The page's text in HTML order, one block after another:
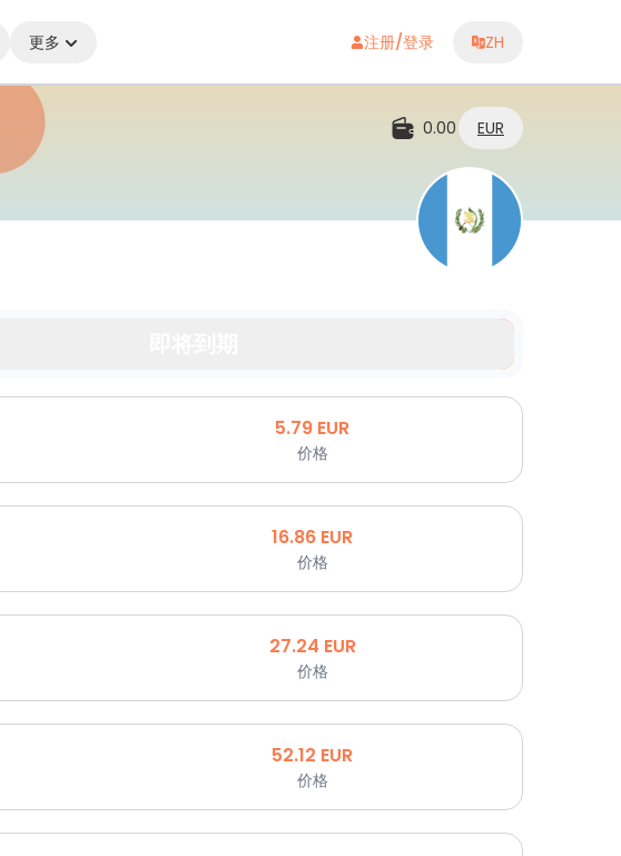
更多 注册/登录 ZH
0.00 EUR
5.79 EUR
价格
16.86 EUR
价格
27.24 EUR
价格
52.12 EUR
价格